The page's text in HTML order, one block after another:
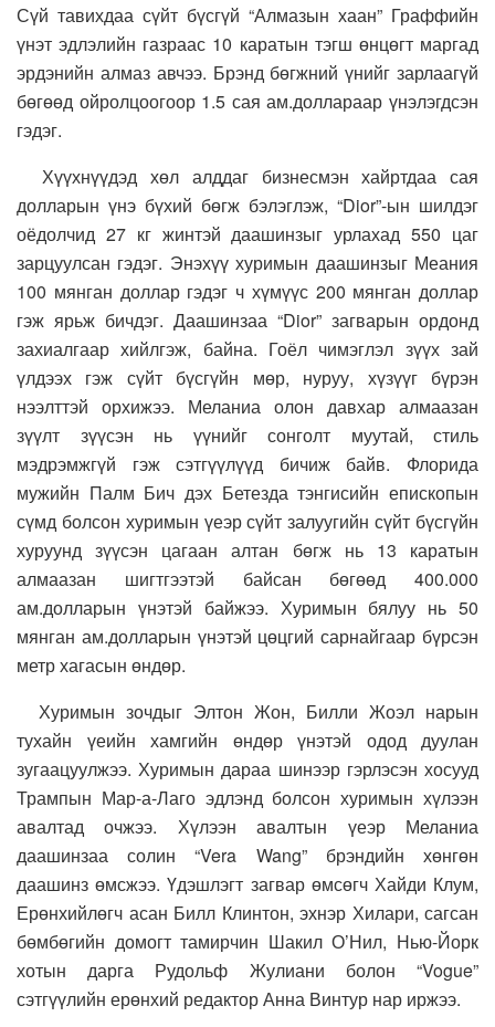
Сүй тавихдаа сүйт бүсгүй “Алмазын хаан” Граффийн
үнэт эдлэлийн газраас 10 каратын тэгш өнцөгт маргад
эрдэнийн алмаз авчээ. Брэнд бөгжний үнийг зарлаагүй
бөгөөд ойролцоогоор 1.5 сая ам.доллараар үнэлэгдсэн
гэдэг.
Хүүхнүүдэд хөл алддаг бизнесмэн хайртдаа сая
долларын үнэ бүхий бөгж бэлэглэж, “Dior”-ын шилдэг
оёдолчид 27 кг жинтэй даашинзыг урлахад 550 цаг
зарцуулсан гэдэг. Энэхүү хуримын даашинзыг Меания
100 мянган доллар гэдэг ч хүмүүс 200 мянган доллар
гэж ярьж бичдэг. Даашинзаа “Dior” загварын ордонд
захиалгаар хийлгэж, байна. Гоёл чимэглэл зүүх зай
үлдээх гэж сүйт бүсгүйн мөр, нуруу, хүзүүг бүрэн
нээлттэй орхижээ. Меланиа олон давхар алмаазан
зүүлт зүүсэн нь үүнийг сонголт муутай, стиль
мэдрэмжгүй гэж сэтгүүлүүд бичиж байв. Флорида
мужийн Палм Бич дэх Бетезда тэнгисийн епископын
сүмд болсон хуримын үеэр сүйт залуугийн сүйт бүсгүйн
хуруунд зүүсэн цагаан алтан бөгж нь 13 каратын
алмаазан шигтгээтэй байсан бөгөөд 400.000
ам.долларын үнэтэй байжээ. Хуримын бялуу нь 50
мянган ам.долларын үнэтэй цөцгий сарнайгаар бүрсэн
метр хагасын өндөр.
Хуримын зочдыг Элтон Жон, Билли Жоэл нарын
тухайн үеийн хамгийн өндөр үнэтэй одод дуулан
зугаацуулжээ. Хуримын дараа шинээр гэрлэсэн хосууд
Трампын Мар-а-Лаго эдлэнд болсон хуримын хүлээн
авалтад очжээ. Хүлээн авалтын үеэр Меланиа
даашинзаа солин “Vera Wang” брэндийн хөнгөн
даашинз өмсжээ. Үдэшлэгт загвар өмсөгч Хайди Клум,
Ерөнхийлөгч асан Билл Клинтон, эхнэр Хилари, сагсан
бөмбөгийн домогт тамирчин Шакил О’Нил, Нью-Йорк
хотын дарга Рудольф Жулиани болон “Vogue”
сэтгүүлийн ерөнхий редактор Анна Винтур нар иржээ.